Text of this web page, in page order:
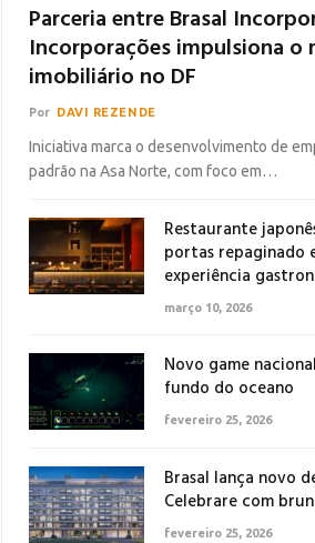
Parceria entre Brasal
Incorporações impulsiona o
imobiliário no DF
Por DAVI REZENDE
Iniciativa marca o desenvolvimento de
padrão na Asa Norte, com foco em…
Restaurante
portas repaginado
experiência
março 10, 2026
Novo game
fundo do oceano
fevereiro 25, 2026
Brasal lança novo
Celebrare com
fevereiro 25, 2026